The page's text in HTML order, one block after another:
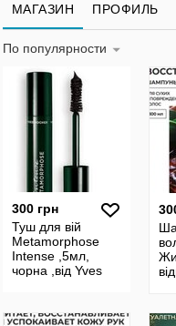
МАГАЗИН ПРОФИЛЬ
По популярности
300 грн
Туш для вій
Metamorphose
Intense ,5мл,
чорна ,від Yves